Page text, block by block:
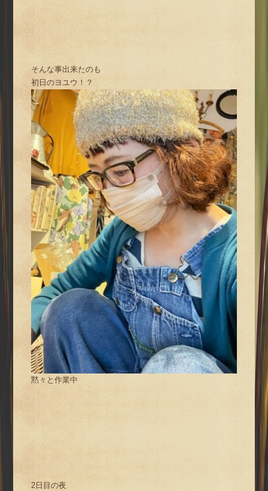
そんな事出来たのも
初日のヨユウ！？
黙々と作業中
2日目の夜